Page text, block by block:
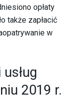
opłaty
także zapłacić
w
2019 r.